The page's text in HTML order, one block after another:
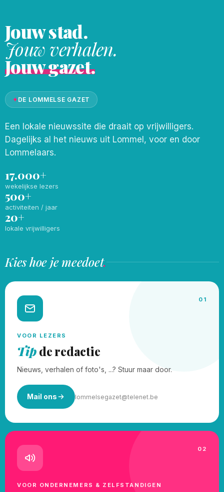
Jouw stad.
Jouw verhalen.
Jouw gazet.
✦DE LOMMELSE GAZET
Een lokale nieuwssite die draait op vrijwilligers.
Dagelijks al het nieuws uit Lommel, voor en door
Lommelaars.
17.000+
wekelijkse lezers
500+
activiteiten / jaar
20+
lokale vrijwilligers
Kies hoe je meedoet.
01
VOOR LEZERS
Tipde redactie
Nieuws, verhalen of foto's, ...? Stuur maar door.
Mail ons lommelsegazet@telenet.be
02
VOOR ONDERNEMERS & ZELFSTANDIGEN